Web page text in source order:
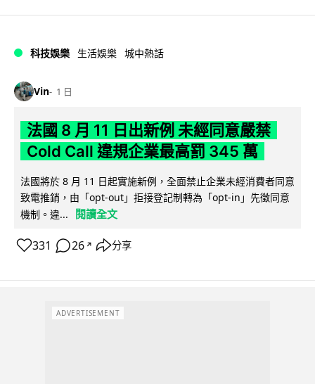
科技娛樂 生活娛樂 城中熱話
Vin 1 日
法國 8 月 11 日出新例 未經同意嚴禁
Cold Call 違規企業最高罰 345 萬
法國將於 8 月 11 日起實施新例，全面禁止企業未經消費者同意
致電推銷，由「opt-out」拒接登記制轉為「opt-in」先徵同意
機制。違...
閱讀全文
331 26 ↗ 分享
ADVERTISEMENT